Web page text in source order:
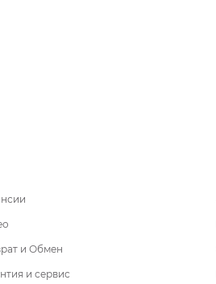
и Обмен
и сервис